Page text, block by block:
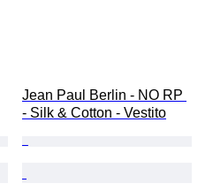
Jean Paul Berlin - NO RP
- Silk & Cotton - Vestito